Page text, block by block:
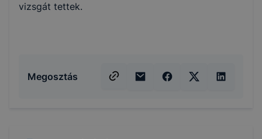
vizsgát tettek.
Megosztás